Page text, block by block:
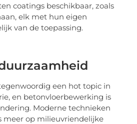
coatings beschikbaar, zoals
elk met hun eigen
van de toepassing.
een hot topic in
en betonvloerbewerking is
Moderne technieken
meer op milieuvriendelijke